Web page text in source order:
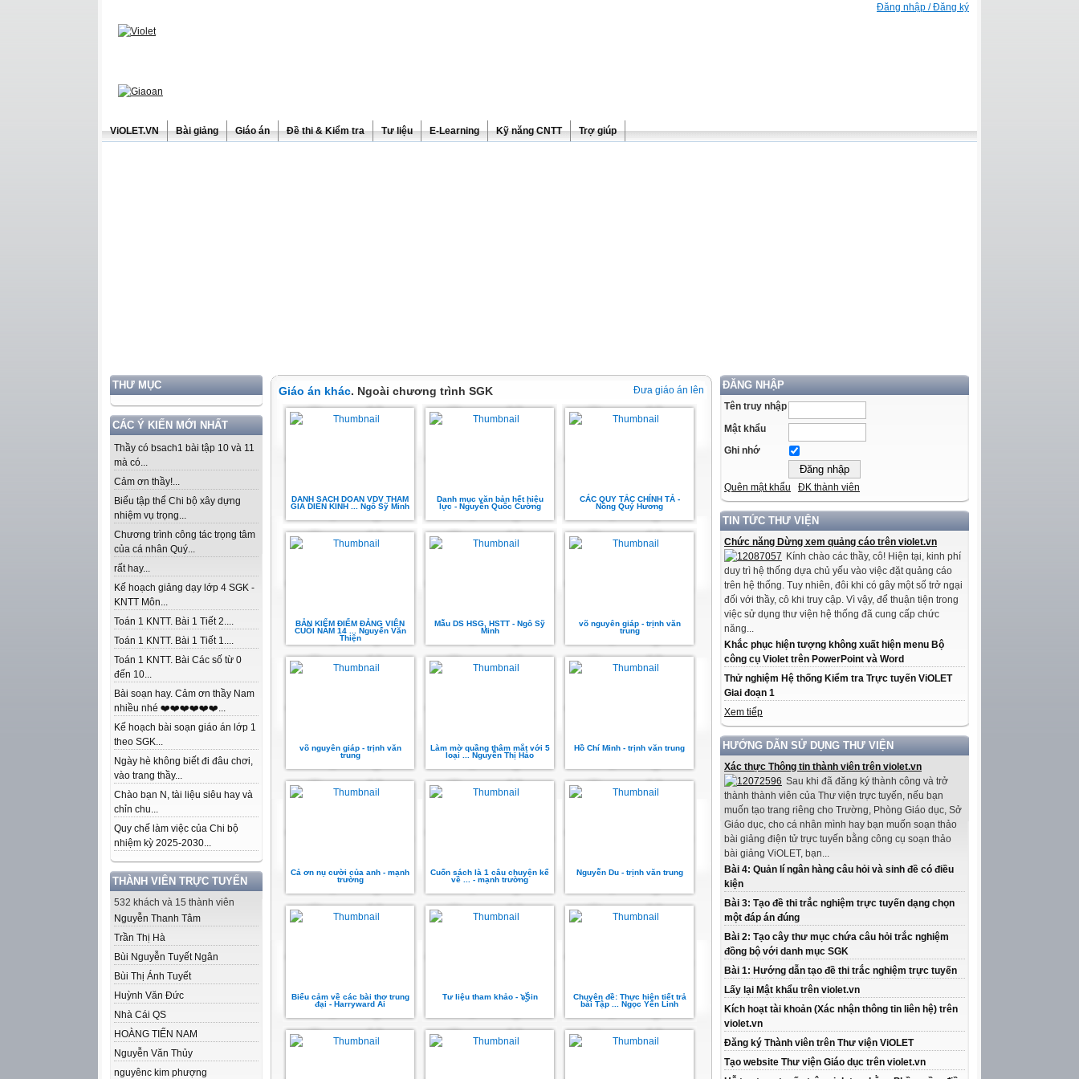
Đăng nhập / Đăng ký
ViOLET.VN Bài giảng Giáo án Đề thi & Kiểm tra Tư liệu E-Learning Kỹ năng CNTT Trợ giúp
THƯ MỤC
CÁC Ý KIẾN MỚI NHẤT
Thầy có bsach1 bài tập 10 và 11
mà có...
Cảm ơn thầy!...
Biểu tập thể Chi bộ xây dựng
nhiệm vụ trọng...
Chương trình công tác trọng tâm
của cá nhân Quý...
rất hay...
Kế hoạch giảng dạy lớp 4 SGK -
KNTT Môn...
Toán 1 KNTT. Bài 1 Tiết 2....
Toán 1 KNTT. Bài 1 Tiết 1....
Toán 1 KNTT. Bài Các số từ 0
đến 10...
Bài soạn hay. Cảm ơn thầy Nam
nhiều nhé ❤️❤️❤️❤️❤️❤️...
Kế hoạch bài soạn giáo án lớp 1
theo SGK...
Ngày hè không biết đi đâu chơi,
vào trang thầy...
Chào bạn N, tài liệu siêu hay và
chỉn chu...
Quy chế làm việc của Chi bộ
nhiệm kỳ 2025-2030...
THÀNH VIÊN TRỰC TUYẾN
532 khách và 15 thành viên
Nguyễn Thanh Tâm
Trần Thị Hà
Bùi Nguyễn Tuyết Ngân
Bùi Thị Ánh Tuyết
Huỳnh Văn Đức
Nhà Cái QS
HOÀNG TIẾN NAM
Nguyễn Văn Thủy
nguyênc kim phượng
ĐĂNG NHẬP
Tên truy nhập
Mật khẩu
Ghi nhớ
Quên mật khẩu ĐK thành viên
TIN TỨC THƯ VIỆN
Chức năng Dừng xem quảng cáo trên violet.vn
Kính chào các thầy, cô! Hiện tại, kinh phí
duy trì hệ thống dựa chủ yếu vào việc đặt quảng cáo
trên hệ thống. Tuy nhiên, đôi khi có gây một số trở ngại
đối với thầy, cô khi truy cập. Vì vậy, để thuận tiện trong
việc sử dụng thư viện hệ thống đã cung cấp chức
năng...
Khắc phục hiện tượng không xuất hiện menu Bộ
công cụ Violet trên PowerPoint và Word
Thử nghiệm Hệ thống Kiểm tra Trực tuyến ViOLET
Giai đoạn 1
Xem tiếp
HƯỚNG DẪN SỬ DỤNG THƯ VIỆN
Xác thực Thông tin thành viên trên violet.vn
Sau khi đã đăng ký thành công và trở
thành thành viên của Thư viện trực tuyến, nếu bạn
muốn tạo trang riêng cho Trường, Phòng Giáo dục, Sở
Giáo dục, cho cá nhân mình hay bạn muốn soạn thảo
bài giảng điện tử trực tuyến bằng công cụ soạn thảo
bài giảng ViOLET, bạn...
Bài 4: Quản lí ngân hàng câu hỏi và sinh đề có điều
kiện
Bài 3: Tạo đề thi trắc nghiệm trực tuyến dạng chọn
một đáp án đúng
Bài 2: Tạo cây thư mục chứa câu hỏi trắc nghiệm
đồng bộ với danh mục SGK
Bài 1: Hướng dẫn tạo đề thi trắc nghiệm trực tuyến
Lấy lại Mật khẩu trên violet.vn
Kích hoạt tài khoản (Xác nhận thông tin liên hệ) trên
violet.vn
Đăng ký Thành viên trên Thư viện ViOLET
Tạo website Thư viện Giáo dục trên violet.vn
Đưa giáo án lên
Giáo án khác. Ngoài chương trình SGK
DANH SACH DOAN VDV THAM
GIA DIEN KINH ... Ngô Sỹ Minh
Danh mục văn bản hết hiệu
lực - Nguyễn Quốc Cường
CÁC QUY TẮC CHÍNH TẢ -
Nông Quý Hương
BẢN KIỂM ĐIỂM ĐẢNG VIÊN
CUỐI NĂM 14 ... Nguyển Văn
Thiện
Mẫu DS HSG, HSTT - Ngô Sỹ
Minh
võ nguyên giáp - trịnh văn
trung
võ nguyên giáp - trịnh văn
trung
Làm mờ quầng thâm mắt với 5
loại ... Nguyễn Thị Hảo
Hồ Chí Minh - trịnh văn trung
Cả ơn nụ cười của anh - mạnh
trường
Cuốn sách là 1 câu chuyện kể
về ... - mạnh trường
Nguyễn Du - trịnh văn trung
Biểu cảm về các bài thơ trung
đại - Harryward Ai
Tư liệu tham khảo - ๖ۣۜSin
Chuyên đề: Thực hiện tiết trả
bài Tập ... Ngọc Yến Linh